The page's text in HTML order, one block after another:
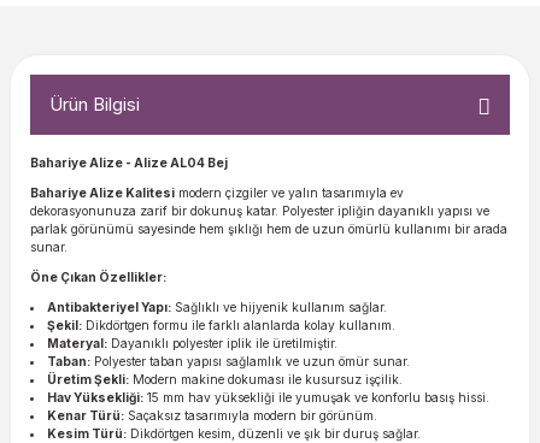
Ürün Bilgisi
Bahariye Alize - Alize AL04 Bej
Bahariye Alize Kalitesi modern çizgiler ve yalın tasarımıyla ev
dekorasyonunuza zarif bir dokunuş katar. Polyester ipliğin dayanıklı yapısı ve
parlak görünümü sayesinde hem şıklığı hem de uzun ömürlü kullanımı bir arada
sunar.
Öne Çıkan Özellikler:
Antibakteriyel Yapı: Sağlıklı ve hijyenik kullanım sağlar.
Şekil: Dikdörtgen formu ile farklı alanlarda kolay kullanım.
Materyal: Dayanıklı polyester iplik ile üretilmiştir.
Taban: Polyester taban yapısı sağlamlık ve uzun ömür sunar.
Üretim Şekli: Modern makine dokuması ile kusursuz işçilik.
Hav Yüksekliği: 15 mm hav yüksekliği ile yumuşak ve konforlu basış hissi.
Kenar Türü: Saçaksız tasarımıyla modern bir görünüm.
Kesim Türü: Dikdörtgen kesim, düzenli ve şık bir duruş sağlar.